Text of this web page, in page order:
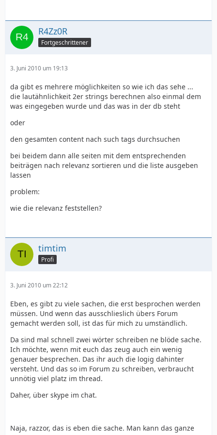
R4Zz0R
Fortgeschrittener
3. Juni 2010 um 19:13
da gibt es mehrere möglichkeiten so wie ich das sehe ...
die lautähnlichkeit 2er strings berechnen also einmal dem
was eingegeben wurde und das was in der db steht
oder
den gesamten content nach such tags durchsuchen
bei beidem dann alle seiten mit dem entsprechenden
beiträgen nach relevanz sortieren und die liste ausgeben
lassen
problem:
wie die relevanz feststellen?
timtim
Profi
3. Juni 2010 um 22:12
Eben, es gibt zu viele sachen, die erst besprochen werden
müssen. Und wenn das ausschlieslich übers Forum
gemacht werden soll, ist das für mich zu umständlich.
Da sind mal schnell zwei wörter schreiben ne blöde sache.
Ich möchte, wenn mit euch das zeug auch ein wenig
genauer besprechen. Das ihr auch die logig dahinter
versteht. Und das so im Forum zu schreiben, verbraucht
unnötig viel platz im thread.
Daher, über skype im chat.
Naja, razzor, das is eben die sache. Man kann das ganze